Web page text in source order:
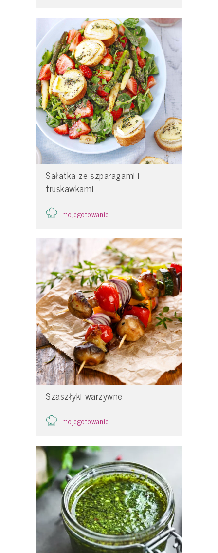
Sałatka ze szparagami i
truskawkami
mojegotowanie
Szaszłyki warzywne
mojegotowanie